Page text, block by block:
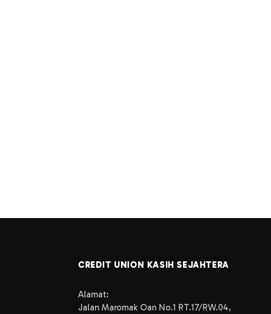
CREDIT UNION KASIH SEJAHTERA
Alamat:
Jalan Maromak Oan No.1 RT.17/RW.04,